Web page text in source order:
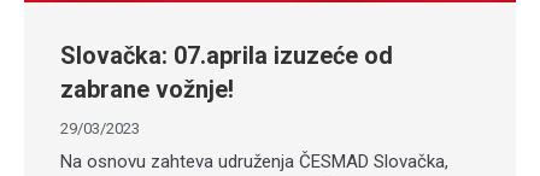
Slovačka: 07.aprila izuzeće od
zabrane vožnje!
29/03/2023
Na osnovu zahteva udruženja ČESMAD Slovačka,